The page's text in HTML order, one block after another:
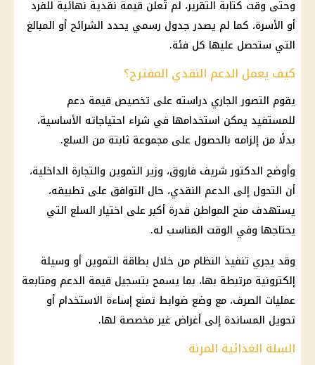
وحتى وقت كتابة التقرير، لم تُعلن قيمة نقدية نهائية للفرد
أو الأسرة، كما لم يصدر جدول رسمي يحدد الشرائح أو المبالغ
التي ستحصل عليها كل فئة.
كيف يعمل الدعم النقدي المقترح؟
يقوم التصور الجاري دراسته على تخصيص قيمة دعم
للمستفيد يمكن استخدامها في شراء احتياجاته الأساسية،
بدلًا من إلزامه بالحصول على مجموعة ثابتة من السلع.
وأوضح الدكتورشريف فاروق، وزيرالتموين والتجارة الداخلية،
أن التحول إلى الدعم النقدي، حال التوافق على تطبيقه،
يستهدف منح المواطن قدرة أكبر على اختيارالسلع التي
يحتاجها وفي الوقت المناسب له.
وقد يجري تنفيذ النظام من خلال بطاقة التموين أو وسيلة
إلكترونية مرتبطة بها، بما يسمح بتسجيل قيمة الدعم ومتابعة
عمليات الصرف، مع وضع ضوابط تمنع إساءة الاستخدام أو
تحويل المساندة إلى أغراض غير مخصصة لها.
السلة الغذائية المرنة